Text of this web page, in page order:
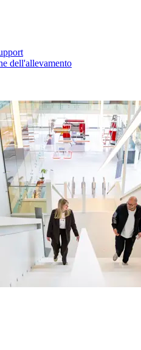
dell'allevamento